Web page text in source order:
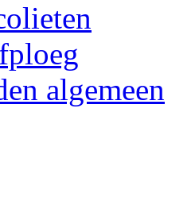
algemeen